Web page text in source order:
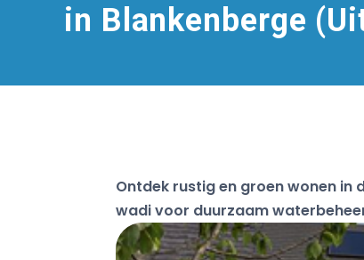
in Blankenberge
Ontdek rustig en groen wonen in
wadi voor duurzaam